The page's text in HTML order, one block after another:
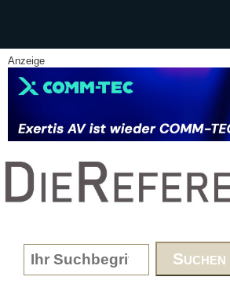
Anzeige
www.DieReferenz.de
Search form